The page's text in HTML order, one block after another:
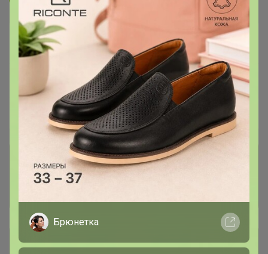
В архиве
—
Собрано
100 %
Ожидание ~ 14 дней
Пристрой 6 лотов
Комментарии к лотам
Описание
Брюнетка